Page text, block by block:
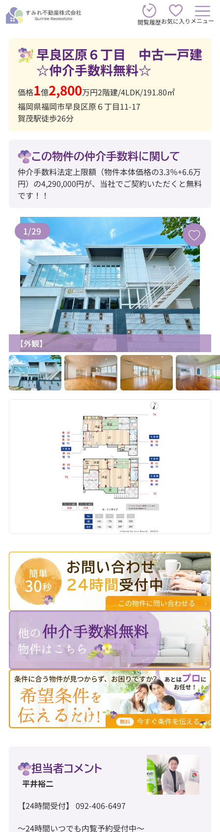
閲覧履歴お気に入り メニュー
早良区原６丁目 中古一戸建
☆仲介手数料無料☆
価格1億2,800万円2階建/4LDK/191.80㎡
福岡県福岡市早良区原６丁目11-17
賀茂駅徒歩26分
この物件の仲介手数料に関して
仲介手数料法定上限額（物件本体価格の3.3％+6.6万
円）の4,290,000円が、当社でご契約いただくと無料
です！！
1/29
【外観】
担当者コメント
平井裕二
【24時間受付】 092-406-6497
～24時間いつでも内覧予約受付中～